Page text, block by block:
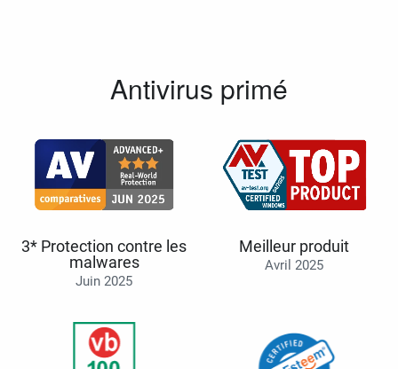
Antivirus primé
3* Protection contre les
malwares
Juin 2025
Meilleur produit
Avril 2025